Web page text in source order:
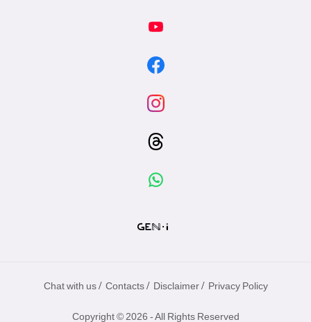
Chat with us / Contacts / Disclaimer / Privacy Policy
Copyright © 2026 - All Rights Reserved